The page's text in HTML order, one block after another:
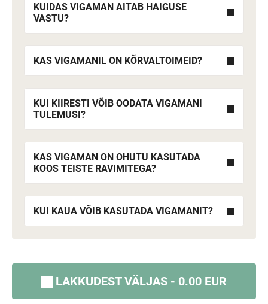
KUIDAS VIGAMAN AITAB HAIGUSE
VASTU?
KAS VIGAMANIL ON KÕRVALTOIMEID?
KUI KIIRESTI VÕIB OODATA VIGAMANI
TULEMUSI?
KAS VIGAMAN ON OHUTU KASUTADA
KOOS TEISTE RAVIMITEGA?
KUI KAUA VÕIB KASUTADA VIGAMANIT?
LAKKUDEST VÄLJAS - 0.00 EUR